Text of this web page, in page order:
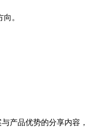
。
产品优势的分享内容